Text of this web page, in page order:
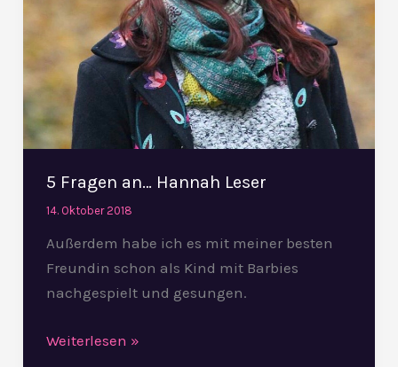
5 Fragen an… Hannah Leser
14. Oktober 2018
Außerdem habe ich es mit meiner besten
Freundin schon als Kind mit Barbies
nachgespielt und gesungen.
Weiterlesen »